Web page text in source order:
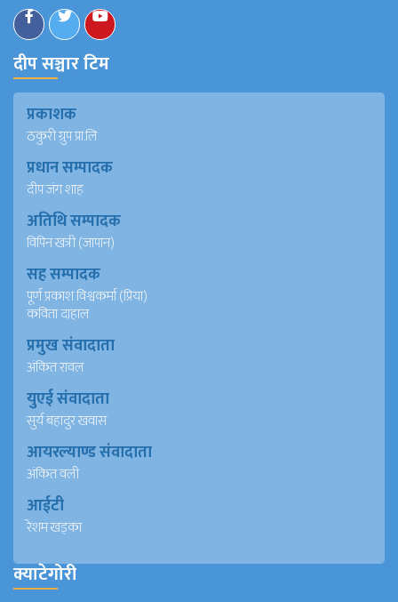
दीप सञ्चार टिम
प्रकाशक
ठकुरी ग्रुप प्रा.लि
प्रधान सम्पादक
दीप जंग शाह
अतिथि सम्पादक
विपिन खत्री (जापान)
सह सम्पादक
पूर्ण प्रकाश विश्वकर्मा (प्रिया)
कविता दाहाल
प्रमुख संवादाता
अंकित रावल
युएई संवादाता
सुर्य बहादुर खवास
आयरल्याण्ड संवादाता
अंकित वली
आईटी
रेशम खड्का
क्याटेगोरी